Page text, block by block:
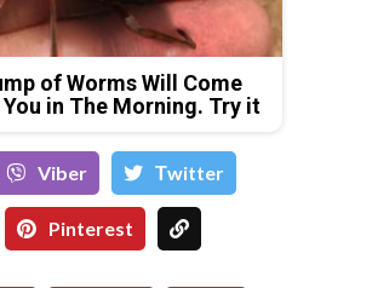
of Worms Will Come
in The Morning. Try it
Viber Тwitter
Pinterest